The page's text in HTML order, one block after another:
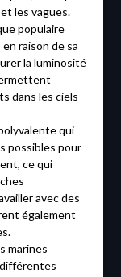
les vagues.
populaire
raison de sa
la luminosité
dans les ciels
qui
possibles pour
ce qui
avec des
également
marines